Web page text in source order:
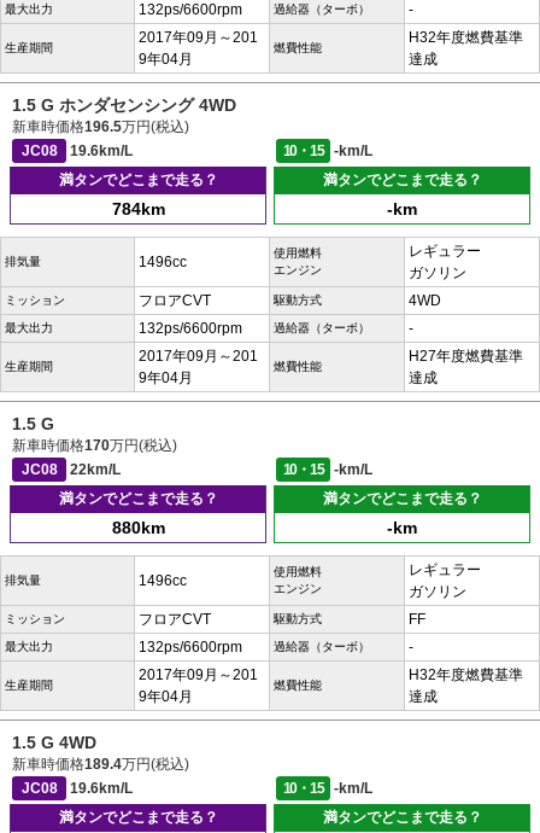
最大出力 132ps/6600rpm 過給器（ターボ） -
生産期間
2017年09月～201
9年04月
燃費性能
H32年度燃費基準
達成
1.5 G ホンダセンシング 4WD
新車時価格196.5万円(税込)
JC08
19.6km/L 10・15
-km/L
満タンでどこまで走る？
784km
満タンでどこまで走る？
-km
排気量 1496cc
使用燃料
エンジン
レギュラー
ガソリン
ミッション フロアCVT 駆動方式 4WD
最大出力 132ps/6600rpm 過給器（ターボ） -
生産期間
2017年09月～201
9年04月
燃費性能
H27年度燃費基準
達成
1.5 G
新車時価格170万円(税込)
JC08
22km/L 10・15
-km/L
満タンでどこまで走る？
880km
満タンでどこまで走る？
-km
排気量 1496cc
使用燃料
エンジン
レギュラー
ガソリン
ミッション フロアCVT 駆動方式 FF
最大出力 132ps/6600rpm 過給器（ターボ） -
生産期間
2017年09月～201
9年04月
燃費性能
H32年度燃費基準
達成
1.5 G 4WD
新車時価格189.4万円(税込)
JC08
19.6km/L 10・15
-km/L
満タンでどこまで走る？
満タンでどこまで走る？